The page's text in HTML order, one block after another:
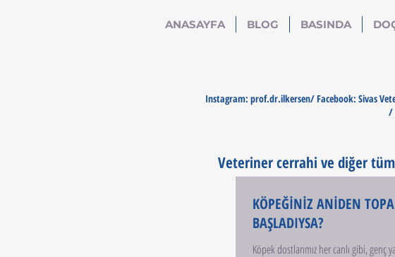
ANASAYFA BLOG BASINDA
Instagram: prof.dr.ilkersen/ Facebook: Sivas
/
Veteriner cerrahi ve diğer
KÖPEĞİNİZ ANİDEN
BAŞLADIYSA?
Köpek dostlarımız her canlı gibi, genç